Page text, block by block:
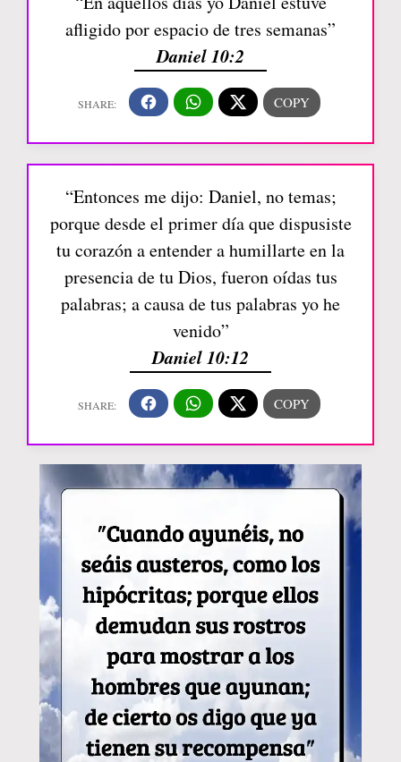
afligido por espacio de tres semanas”
Daniel 10:2
“Entonces me dijo: Daniel, no temas;
porque desde el primer día que dispusiste
tu corazón a entender a humillarte en la
presencia de tu Dios, fueron oídas tus
palabras; a causa de tus palabras yo he
venido”
Daniel 10:12